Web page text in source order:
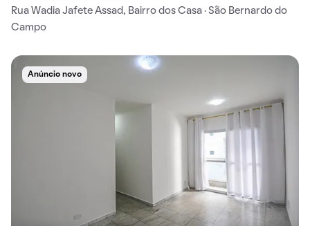
Rua Wadia Jafete Assad, Bairro dos Casa · São Bernardo do
Campo
Anúncio novo